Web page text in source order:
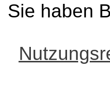
Sie haben